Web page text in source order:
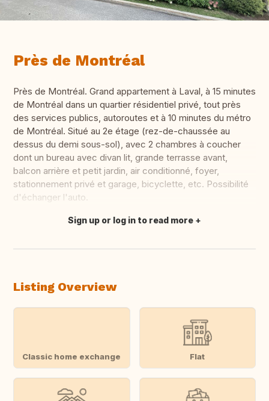
Près de Montréal
Près de Montréal. Grand appartement à Laval, à 15 minutes
de Montréal dans un quartier résidentiel privé, tout près
des services publics, autoroutes et à 10 minutes du métro
de Montréal. Situé au 2e étage (rez-de-chaussée au
dessus du demi sous-sol), avec 2 chambres à coucher
dont un bureau avec divan lit, grande terrasse avant,
balcon arrière et petit jardin, air conditionné, foyer,
stationnement privé et garage, bicyclette, etc. Possibilité
d'échanger l'auto.
Translate this
Sign up or log in to read more
Listing Overview
Classic home exchange Flat